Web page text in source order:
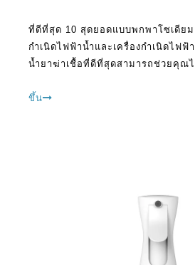
ที่ดีที่สุด 10 สุดยอดแบบพกพาโซเดียม
กำเนิดไฟฟ้าน้ำและเครื่องกำเนิดไฟฟ้
น้ำยาฆ่าเชื้อที่ดีที่สุดสามารถช่วยคุณ
เปื้อนจากน้ำที่คุณใช้สำหรับ PU ต่างๆ
ขึ้น